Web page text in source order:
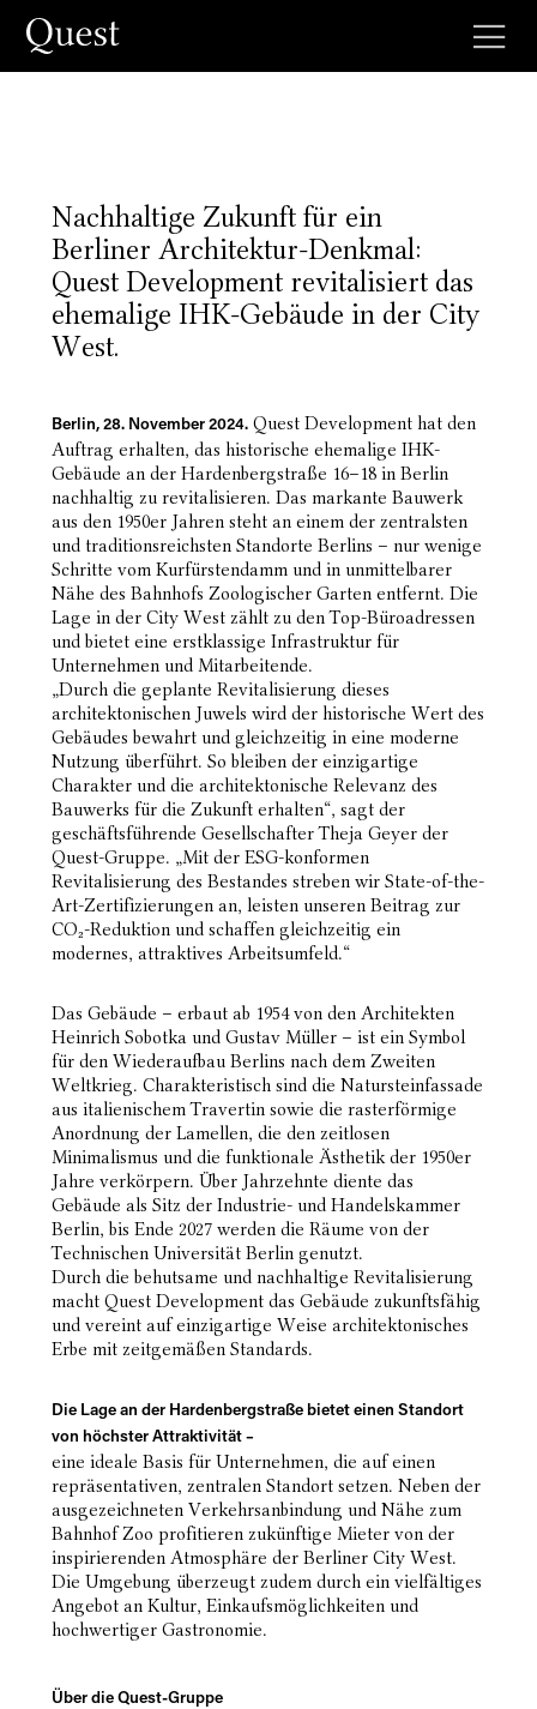
Nachhaltige Zukunft für ein
Berliner Architektur-Denkmal:
Quest Development revitalisiert das
ehemalige IHK-Gebäude in der City
West.
Berlin, 28. November 2024.Quest Development hat den
Auftrag erhalten, das historische ehemalige IHK-
Gebäude an der Hardenbergstraße 16–18 in Berlin
nachhaltig zu revitalisieren. Das markante Bauwerk
aus den 1950er Jahren steht an einem der zentralsten
und traditionsreichsten Standorte Berlins – nur wenige
Schritte vom Kurfürstendamm und in unmittelbarer
Nähe des Bahnhofs Zoologischer Garten entfernt. Die
Lage in der City West zählt zu den Top-Büroadressen
und bietet eine erstklassige Infrastruktur für
Unternehmen und Mitarbeitende.
„Durch die geplante Revitalisierung dieses
architektonischen Juwels wird der historische Wert des
Gebäudes bewahrt und gleichzeitig in eine moderne
Nutzung überführt. So bleiben der einzigartige
Charakter und die architektonische Relevanz des
Bauwerks für die Zukunft erhalten“, sagt der
geschäftsführende Gesellschafter Theja Geyer der
Quest-Gruppe. „Mit der ESG-konformen
Revitalisierung des Bestandes streben wir State-of-the-
Art-Zertifizierungen an, leisten unseren Beitrag zur
CO₂-Reduktion und schaffen gleichzeitig ein
modernes, attraktives Arbeitsumfeld.“
Das Gebäude – erbaut ab 1954 von den Architekten
Heinrich Sobotka und Gustav Müller – ist ein Symbol
für den Wiederaufbau Berlins nach dem Zweiten
Weltkrieg. Charakteristisch sind die Natursteinfassade
aus italienischem Travertin sowie die rasterförmige
Anordnung der Lamellen, die den zeitlosen
Minimalismus und die funktionale Ästhetik der 1950er
Jahre verkörpern. Über Jahrzehnte diente das
Gebäude als Sitz der Industrie- und Handelskammer
Berlin, bis Ende 2027 werden die Räume von der
Technischen Universität Berlin genutzt.
Durch die behutsame und nachhaltige Revitalisierung
macht Quest Development das Gebäude zukunftsfähig
und vereint auf einzigartige Weise architektonisches
Erbe mit zeitgemäßen Standards.
Die Lage an der Hardenbergstraße bietet einen Standort
von höchster Attraktivität –
eine ideale Basis für Unternehmen, die auf einen
repräsentativen, zentralen Standort setzen. Neben der
ausgezeichneten Verkehrsanbindung und Nähe zum
Bahnhof Zoo profitieren zukünftige Mieter von der
inspirierenden Atmosphäre der Berliner City West.
Die Umgebung überzeugt zudem durch ein vielfältiges
Angebot an Kultur, Einkaufsmöglichkeiten und
hochwertiger Gastronomie.
Über die Quest-Gruppe